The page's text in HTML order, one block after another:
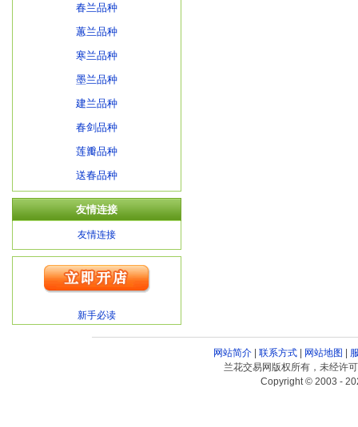
春兰品种
蕙兰品种
寒兰品种
墨兰品种
建兰品种
春剑品种
莲瓣品种
送春品种
友情连接
友情连接
新手必读
网站简介| 联系方式| 网站地图 |
兰花交易网版权所有，未经许
Copyright © 2003 -